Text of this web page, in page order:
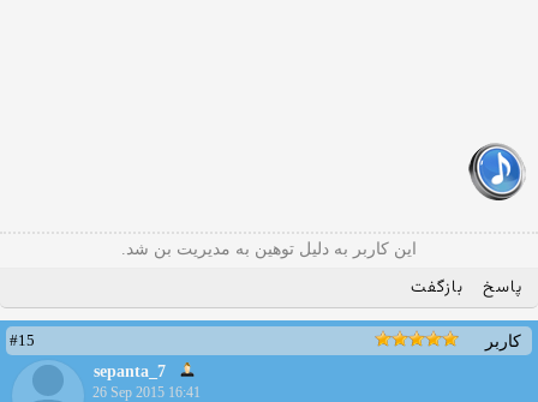
این کاربر به دلیل توهین به مدیریت بن شد.
پاسخ بازگفت
کاربر
#15
sepanta_7
26 Sep 2015 16:41